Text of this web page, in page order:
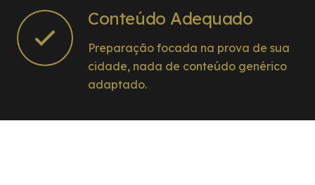
Conteúdo Adequado
Preparação focada na prova de sua
cidade, nada de conteúdo genérico
adaptado.